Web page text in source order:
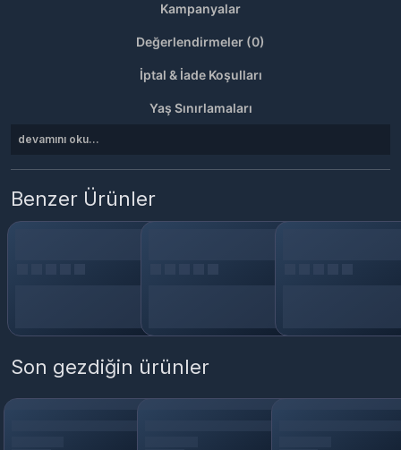
Kampanyalar
Değerlendirmeler (0)
İptal & İade Koşulları
Yaş Sınırlamaları
devamını oku...
Benzer Ürünler
Son gezdiğin ürünler